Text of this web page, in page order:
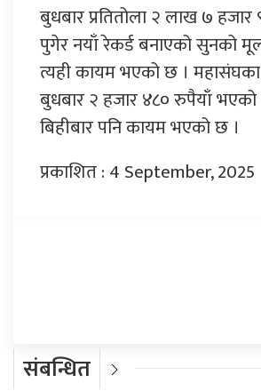
बुधबार प्रतितोला २ लाख ७
पुगेर नयाँ रेकर्ड बनाएको सुनको
त्यही कायम भएको छ ।
बुधबार २ हजार ४८० रुपैयाँ
बिहीबार पनि कायम भएको छ ।
प्रकाशित : 4 September, 2025
संबन्धित